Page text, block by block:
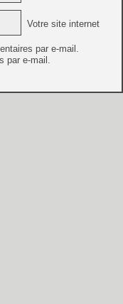
Votre site internet
par e-mail.
par e-mail.